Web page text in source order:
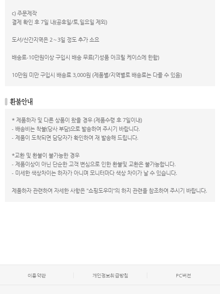
c) 주문제작
결제 확인 후 7일 내(공휴일/토,일요일 제외)
도서/산간지역은 2∼3일 정도 추가 소요
배송료-10만원이상 구입시 배송 무료(기성품 아크릴 케이스에 한함)
10만원 미만 구입시 배송료 3,000원 (제품별/지역별로 배송료는 다를 수 있음)
* 제품하자 및 다른 상품이 왔을 경우 (제품수령 후 7일이내)
- 배송비는 착불(당사 부담)으로 발송하여 주시기 바랍니다.
- 제품이 도착되면 담당자가 확인하여 재 발송해 드립니다.
*교환 및 환불이 불가능한 경우
- 제품이상이 아닌 단순한 고객 변심으로 인한 환불및 교환은 불가능합니다.
- 미세한 색상차이는 하자가 아니며 모니터마다 색상 차이가 날 수 있습니다.
제품하자 관련하여 자세한 사항은 "쇼핑도우미"의 하지 관련을 참조하여 주시기 바랍니다.
이용약관 개인정보취급방침 PC버전